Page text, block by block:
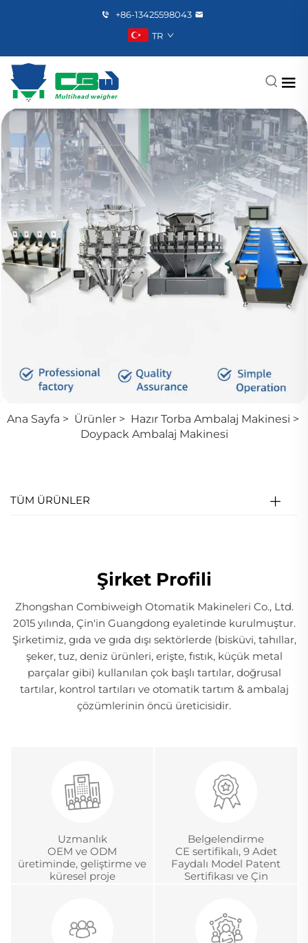
+86-13425598043
TR
Ana Sayfa > Ürünler> Hazır Torba Ambalaj Makinesi >
Doypack Ambalaj Makinesi
TÜM ÜRÜNLER
Şirket Profili
Zhongshan Combiweigh Otomatik Makineleri Co., Ltd.
2015 yılında, Çin'in Guangdong eyaletinde kurulmuştur.
Şirketimiz, gıda ve gıda dışı sektörlerde (bisküvi, tahıllar,
şeker, tuz, deniz ürünleri, erişte, fıstık, küçük metal
parçalar gibi) kullanılan çok başlı tartılar, doğrusal
tartılar, kontrol tartıları ve otomatik tartım & ambalaj
çözümlerinin öncü üreticisidir.
Uzmanlık
OEM ve ODM
üretiminde, geliştirme ve
küresel proje
Belgelendirme
CE sertifikalı, 9 Adet
Faydalı Model Patent
Sertifikası ve Çin